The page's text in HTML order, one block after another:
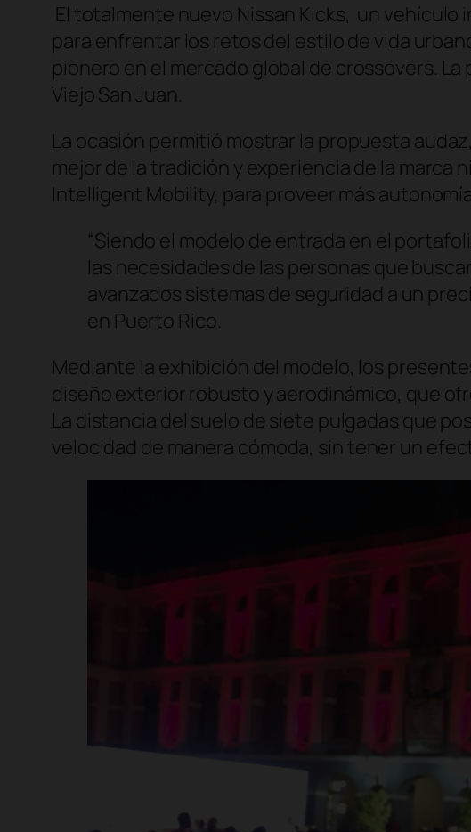
El totalmente nuevo Nissan Kicks, un
para enfrentar los retos del estilo de vida
pionero en el mercado global de crossovers.
Viejo San Juan.
La ocasión permitió mostrar la propuesta
mejor de la tradición y experiencia de la marca
Intelligent Mobility, para proveer más
“Siendo el modelo de entrada en el
las necesidades de las personas que
avanzados sistemas de seguridad a un
en Puerto Rico.
Mediante la exhibición del modelo, los
diseño exterior robusto y aerodinámico, que
La distancia del suelo de siete pulgadas que
velocidad de manera cómoda, sin tener un